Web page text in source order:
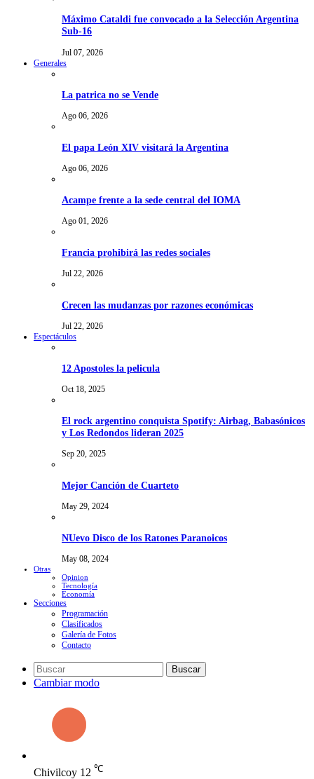
Máximo Cataldi fue convocado a la Selección Argentina
Sub-16
Jul 07, 2026
Generales
La patrica no se Vende
Ago 06, 2026
El papa León XIV visitará la Argentina
Ago 06, 2026
Acampe frente a la sede central del IOMA
Ago 01, 2026
Francia prohibirá las redes sociales
Jul 22, 2026
Crecen las mudanzas por razones económicas
Jul 22, 2026
Espectáculos
12 Apostoles la pelicula
Oct 18, 2025
El rock argentino conquista Spotify: Airbag, Babasónicos
y Los Redondos lideran 2025
Sep 20, 2025
Mejor Canción de Cuarteto
May 29, 2024
NUevo Disco de los Ratones Paranoicos
May 08, 2024
Otras
Opinion
Tecnología
Economía
Secciones
Programación
Clasificados
Galería de Fotos
Contacto
Buscar
Cambiar modo
Chivilcoy 12 ℃